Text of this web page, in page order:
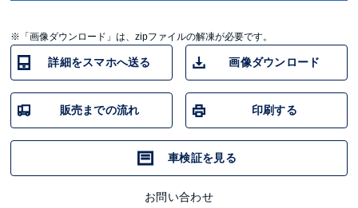
※「画像ダウンロード」は、zipファイルの解凍が必要です。
詳細をスマホへ送る 画像ダウンロード
販売までの流れ 印刷する
車検証を見る
お問い合わせ